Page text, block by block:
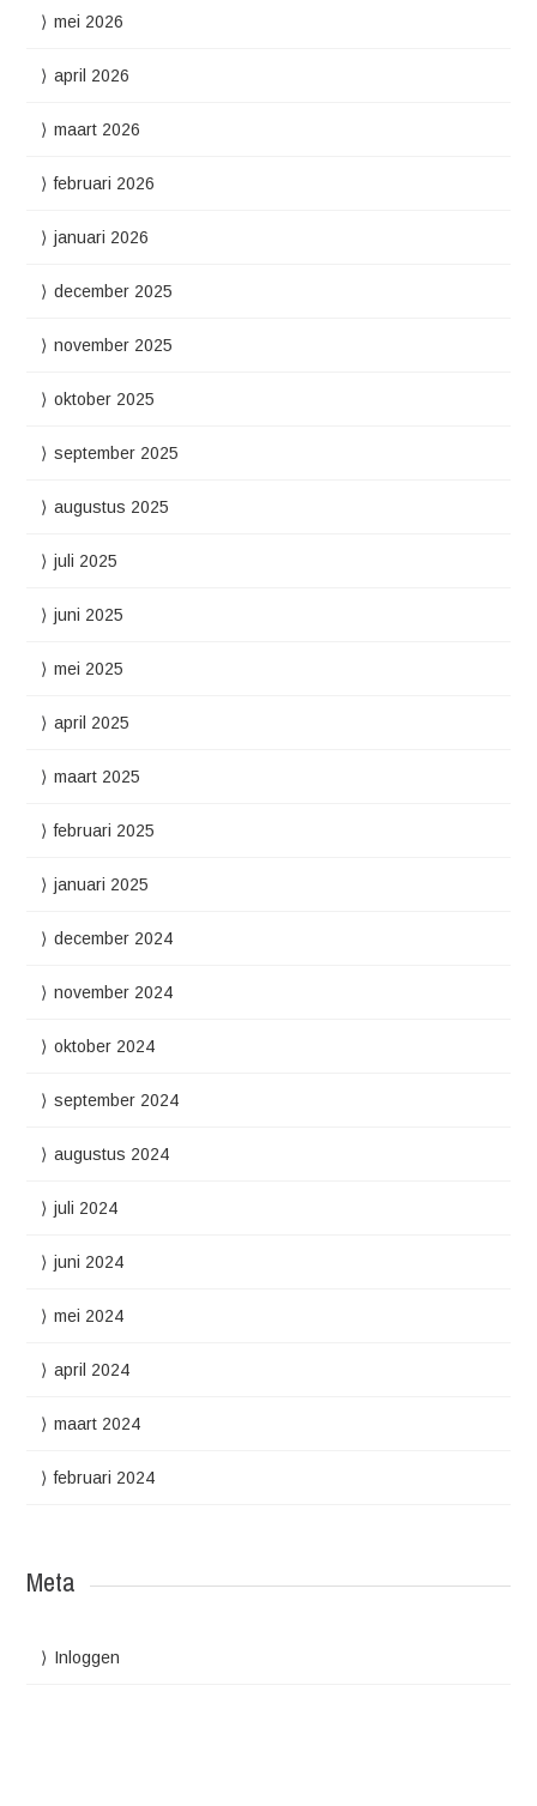
mei 2026
april 2026
maart 2026
februari 2026
januari 2026
december 2025
november 2025
oktober 2025
september 2025
augustus 2025
juli 2025
juni 2025
mei 2025
april 2025
maart 2025
februari 2025
januari 2025
december 2024
november 2024
oktober 2024
september 2024
augustus 2024
juli 2024
juni 2024
mei 2024
april 2024
maart 2024
februari 2024
Meta
Inloggen